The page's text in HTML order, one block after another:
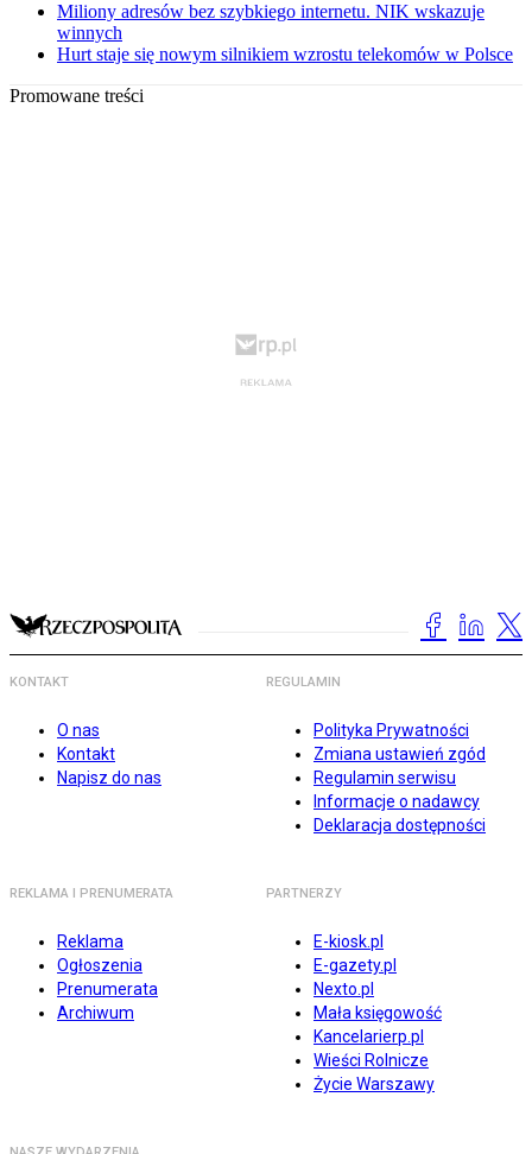
Miliony adresów bez szybkiego internetu. NIK wskazuje
winnych
Hurt staje się nowym silnikiem wzrostu telekomów w Polsce
Promowane treści
KONTAKT
O nas
Kontakt
Napisz do nas
REGULAMIN
Polityka Prywatności
Zmiana ustawień zgód
Regulamin serwisu
Informacje o nadawcy
Deklaracja dostępności
REKLAMA I PRENUMERATA
Reklama
Ogłoszenia
Prenumerata
Archiwum
PARTNERZY
E-kiosk.pl
E-gazety.pl
Nexto.pl
Mała księgowość
Kancelarierp.pl
Wieści Rolnicze
Życie Warszawy